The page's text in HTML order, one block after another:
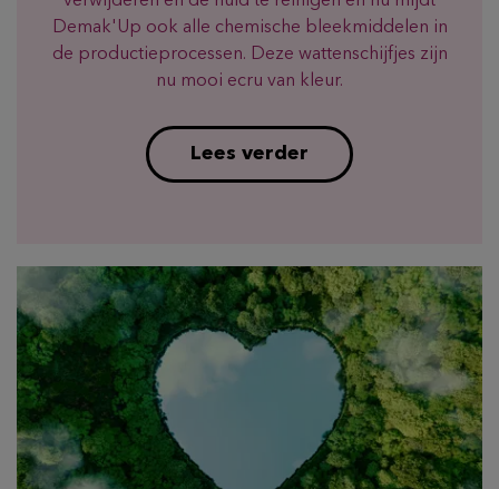
Demak'Up ook alle chemische bleekmiddelen in
de productieprocessen. Deze wattenschijfjes zijn
nu mooi ecru van kleur.
Lees verder